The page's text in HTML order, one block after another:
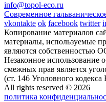
info@topol-eco.ru
Современное
vkontakte ok facebook twitter
Копирование материалов
материалы, используемые
являются
Незаконное использование
смежных прав является
(ст. 146 Уголовного
All rights reserved © 2026
политика